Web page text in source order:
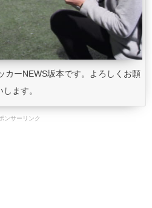
カーNEWS坂本です。よろしくお願
します。
ンサーリンク